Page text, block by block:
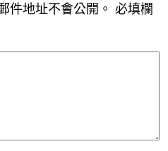
件地址不會公開。 必填欄